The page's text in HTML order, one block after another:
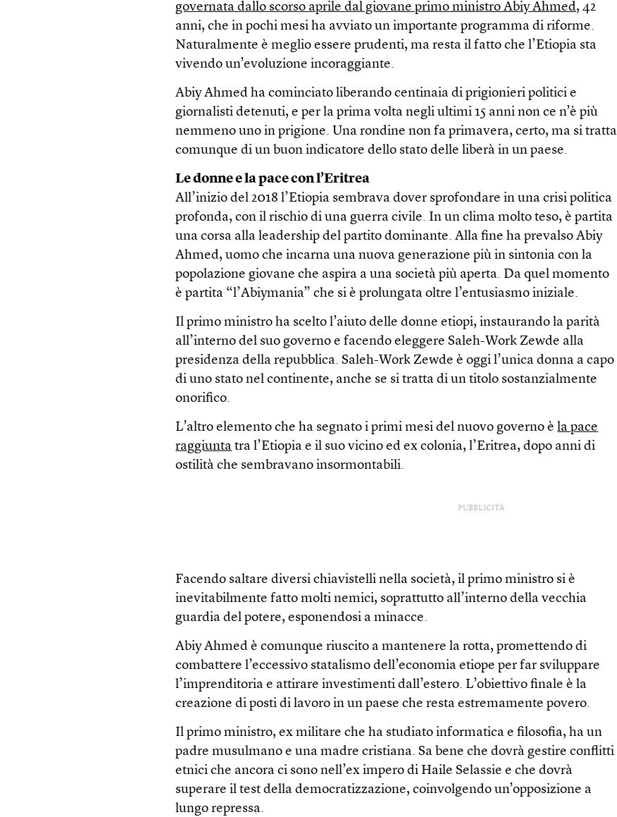
governata dallo scorso aprile dal giovane primo ministro Abiy Ahmed, 42
anni, che in pochi mesi ha avviato un importante programma di riforme.
Naturalmente è meglio essere prudenti, ma resta il fatto che l’Etiopia sta
vivendo un’evoluzione incoraggiante.
Abiy Ahmed ha cominciato liberando centinaia di prigionieri politici e
giornalisti detenuti, e per la prima volta negli ultimi 15 anni non ce n’è più
nemmeno uno in prigione. Una rondine non fa primavera, certo, ma si tratta
comunque di un buon indicatore dello stato delle liberà in un paese.
Le donne e la pace con l’Eritrea
All’inizio del 2018 l’Etiopia sembrava dover sprofondare in una crisi politica
profonda, con il rischio di una guerra civile. In un clima molto teso, è partita
una corsa alla leadership del partito dominante. Alla fine ha prevalso Abiy
Ahmed, uomo che incarna una nuova generazione più in sintonia con la
popolazione giovane che aspira a una società più aperta. Da quel momento
è partita “l’Abiymania” che si è prolungata oltre l’entusiasmo iniziale.
Il primo ministro ha scelto l’aiuto delle donne etiopi, instaurando la parità
all’interno del suo governo e facendo eleggere Saleh-Work Zewde alla
presidenza della repubblica. Saleh-Work Zewde è oggi l’unica donna a capo
di uno stato nel continente, anche se si tratta di un titolo sostanzialmente
onorifico.
L’altro elemento che ha segnato i primi mesi del nuovo governo èla pace
raggiunta tra l’Etiopia e il suo vicino ed ex colonia, l’Eritrea, dopo anni di
ostilità che sembravano insormontabili.
PUBBLICITÀ
Facendo saltare diversi chiavistelli nella società, il primo ministro si è
inevitabilmente fatto molti nemici, soprattutto all’interno della vecchia
guardia del potere, esponendosi a minacce.
Abiy Ahmed è comunque riuscito a mantenere la rotta, promettendo di
combattere l’eccessivo statalismo dell’economia etiope per far sviluppare
l’imprenditoria e attirare investimenti dall’estero. L’obiettivo finale è la
creazione di posti di lavoro in un paese che resta estremamente povero.
Il primo ministro, ex militare che ha studiato informatica e filosofia, ha un
padre musulmano e una madre cristiana. Sa bene che dovrà gestire conflitti
etnici che ancora ci sono nell’ex impero di Haile Selassie e che dovrà
superare il test della democratizzazione, coinvolgendo un’opposizione a
lungo repressa.